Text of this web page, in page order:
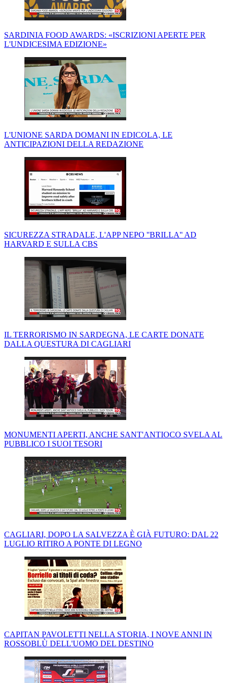
SARDINIA FOOD AWARDS: «ISCRIZIONI APERTE PER
L'UNDICESIMA EDIZIONE»
L'UNIONE SARDA DOMANI IN EDICOLA, LE
ANTICIPAZIONI DELLA REDAZIONE
SICUREZZA STRADALE, L'APP NEPO ''BRILLA'' AD
HARVARD E SULLA CBS
IL TERRORISMO IN SARDEGNA, LE CARTE DONATE
DALLA QUESTURA DI CAGLIARI
MONUMENTI APERTI, ANCHE SANT'ANTIOCO SVELA AL
PUBBLICO I SUOI TESORI
CAGLIARI, DOPO LA SALVEZZA È GIÀ FUTURO: DAL 22
LUGLIO RITIRO A PONTE DI LEGNO
CAPITAN PAVOLETTI NELLA STORIA, I NOVE ANNI IN
ROSSOBLÙ DELL'UOMO DEL DESTINO